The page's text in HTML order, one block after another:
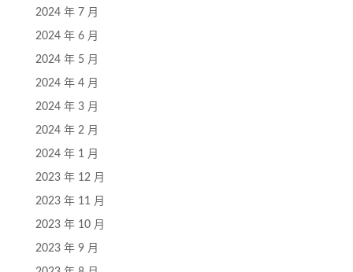
2024 年 7 月
2024 年 6 月
2024 年 5 月
2024 年 4 月
2024 年 3 月
2024 年 2 月
2024 年 1 月
2023 年 12 月
2023 年 11 月
2023 年 10 月
2023 年 9 月